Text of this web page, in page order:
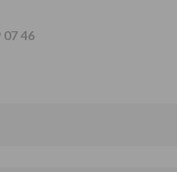
07 46